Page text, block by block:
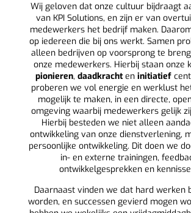
Wij geloven dat onze cultuur bijdraagt
van KPI Solutions, en zijn er van
medewerkers het bedrijf maken.
op iedereen die bij ons werkt. Samen
alleen bedrijven op voorsprong te
onze medewerkers. Hierbij staan onze
pionieren, daadkrachten initiatief
proberen we vol energie en werklust
mogelijk te maken, in een directe,
omgeving waarbij medewerkers gelijk
Hierbij besteden we niet alleen
ontwikkeling van onze dienstverlening,
persoonlijke ontwikkeling. Dit doen we
in- en externe trainingen,
ontwikkelgesprekken en
Daarnaast vinden we dat hard werken
worden, en successen gevierd mogen